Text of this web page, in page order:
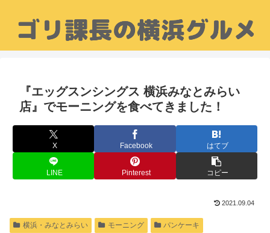
『エッグスンシングス 横浜みなとみらい
店』でモーニングを食べてきました！
X Facebook はてブ
LINE Pinterest コピー
2021.09.04
横浜・みなとみらい モーニング パンケーキ